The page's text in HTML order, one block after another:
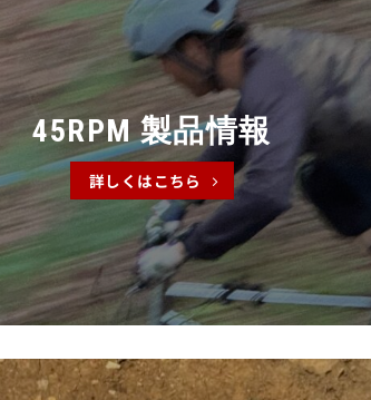
45RPM 製品情報
詳しくはこちら